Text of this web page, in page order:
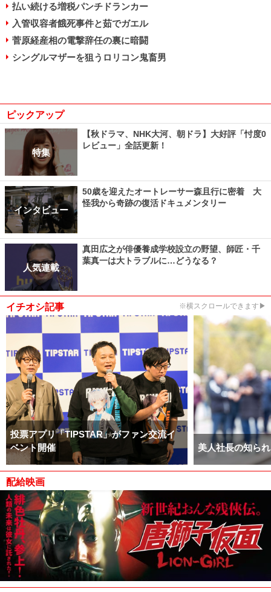
払い続ける増税パンチドランカー
入管収容者餓死事件と茹でガエル
菅原経産相の電撃辞任の裏に暗闘
シングルマザーを狙うロリコン鬼畜男
ピックアップ
特集
【秋ドラマ、NHK大河、朝ドラ】大好評「忖度0
レビュー」全話更新！
インタビュー
50歳を迎えたオートレーサー森且行に密着 大
怪我から奇跡の復活ドキュメンタリー
人気連載
真田広之が俳優養成学校設立の野望、師匠・千
葉真一は大トラブルに…どうなる？
イチオシ記事 ※横スクロールできます▶
投票アプリ「TIPSTAR」がファン交流イ
ベント開催
美人社長の知ら
配給映画